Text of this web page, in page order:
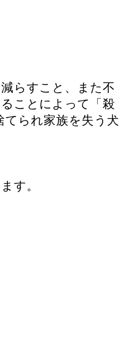
らすこと、また不
ことによって「殺
られ家族を失う犬
す。